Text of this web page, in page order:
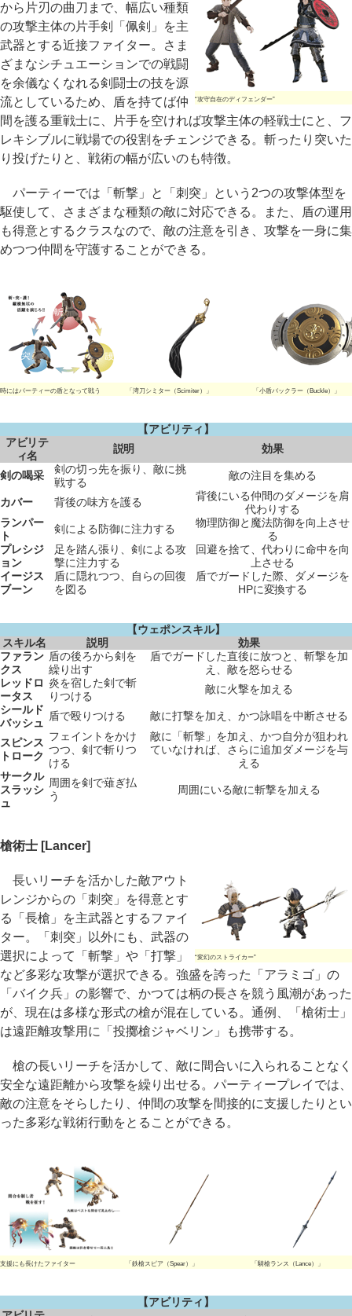
“攻守自在のディフェンダー”
から片刃の曲刀まで、幅広い種類
の攻撃主体の片手剣「佩剣」を主
武器とする近接ファイター。さま
ざまなシチュエーションでの戦闘
を余儀なくなれる剣闘士の技を源
流としているため、盾を持てば仲
間を護る重戦士に、片手を空ければ攻撃主体の軽戦士にと、フ
レキシブルに戦場での役割をチェンジできる。斬ったり突いた
り投げたりと、戦術の幅が広いのも特徴。
パーティーでは「斬撃」と「刺突」という2つの攻撃体型を
駆使して、さまざまな種類の敵に対応できる。また、盾の運用
も得意とするクラスなので、敵の注意を引き、攻撃を一身に集
めつつ仲間を守護することができる。
時にはパーティーの盾となって戦う 「湾刀シミター（Scimiter）」 「小盾バックラー（Buckle）」
【アビリティ】
アビリテ
ィ名
説明 効果
剣の喝采
剣の切っ先を振り、敵に挑
戦する
敵の注目を集める
カバー 背後の味方を護る
背後にいる仲間のダメージを肩
代わりする
ランパー
ト
剣による防御に注力する
物理防御と魔法防御を向上させ
る
プレシジ
ョン
足を踏ん張り、剣による攻
撃に注力する
回避を捨て、代わりに命中を向
上させる
イージス
ブーン
盾に隠れつつ、自らの回復
を図る
盾でガードした際、ダメージを
HPに変換する
【ウェポンスキル】
スキル名
説明
効果
ファラン
クス
盾の後ろから剣を
繰り出す
盾でガードした直後に放つと、斬撃を加
え、敵を怒らせる
レッドロ
ータス
炎を宿した剣で斬
りつける
敵に火撃を加える
シールド
バッシュ
盾で殴りつける 敵に打撃を加え、かつ詠唱を中断させる
スピンス
トローク
フェイントをかけ
つつ、剣で斬りつ
ける
敵に「斬撃」を加え、かつ自分が狙われ
ていなければ、さらに追加ダメージを与
える
サークル
スラッシ
ュ
周囲を剣で薙ぎ払
う
周囲にいる敵に斬撃を加える
槍術士 [Lancer]
“変幻のストライカー”
長いリーチを活かした敵アウト
レンジからの「刺突」を得意とす
る「長槍」を主武器とするファイ
ター。「刺突」以外にも、武器の
選択によって「斬撃」や「打撃」
など多彩な攻撃が選択できる。強盛を誇った「アラミゴ」の
「バイク兵」の影響で、かつては柄の長さを競う風潮があった
が、現在は多様な形式の槍が混在している。通例、「槍術士」
は遠距離攻撃用に「投擲槍ジャベリン」も携帯する。
槍の長いリーチを活かして、敵に間合いに入られることなく
安全な遠距離から攻撃を繰り出せる。パーティープレイでは、
敵の注意をそらしたり、仲間の攻撃を間接的に支援したりとい
った多彩な戦術行動をとることができる。
支援にも長けたファイター 「鉄槍スピア（Spear）」 「騎槍ランス（Lance）」
【アビリティ】